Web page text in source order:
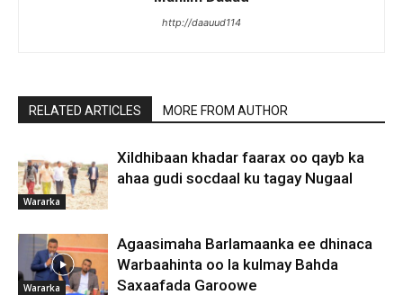
http://daauud114
RELATED ARTICLES MORE FROM AUTHOR
Wararka
Xildhibaan khadar faarax oo qayb ka
ahaa gudi socdaal ku tagay Nugaal
Wararka
Agaasimaha Barlamaanka ee dhinaca
Warbaahinta oo la kulmay Bahda
Saxaafada Garoowe